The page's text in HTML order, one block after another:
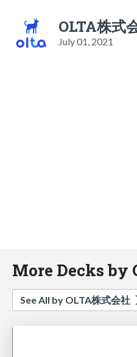
OLTA株式
July 01, 2021
More Decks by
See All by OLTA株式会社